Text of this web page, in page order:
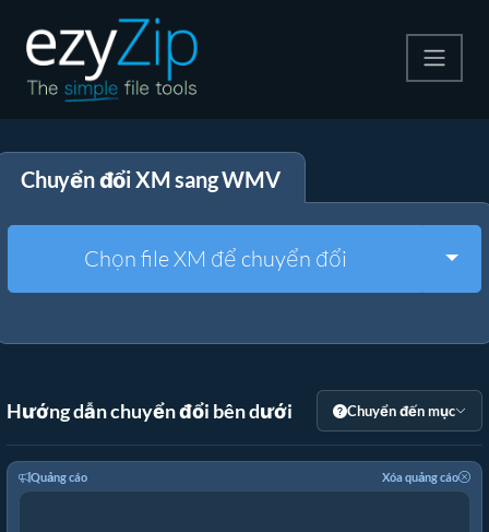
Giải nén
Công cụ khác
Chuyển đổi XM sang WMV
Chọn file XM để chuyển đổi
Hướng dẫn chuyển đổi bên dưới Chuyển đến mục
Quảng cáo Xóa quảng cáo